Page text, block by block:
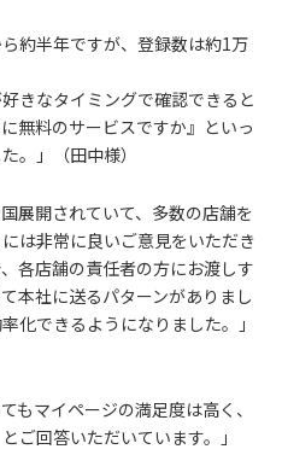
約半年ですが、登録数は約1万
きなタイミングで確認できると
無料のサービスですか』といっ
。」（田中様）
展開されていて、多数の店舗を
は非常に良いご意見をいただき
各店舗の責任者の方にお渡しす
本社に送るパターンがありまし
化できるようになりました。」
もマイページの満足度は高く、
ご回答いただいています。」